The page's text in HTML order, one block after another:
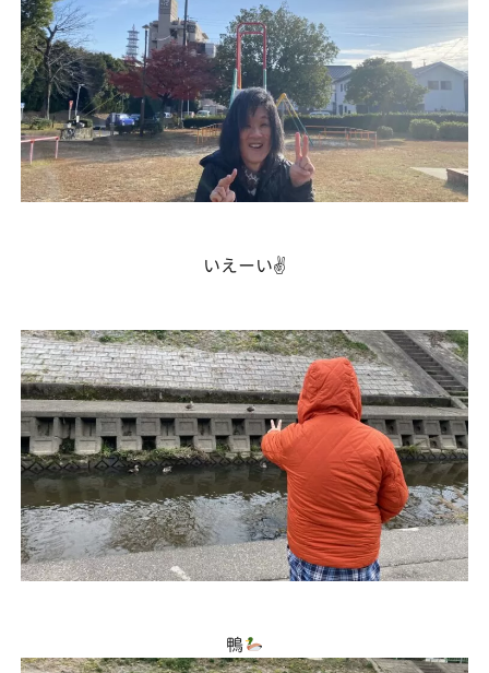
いえーい✌️
鴨